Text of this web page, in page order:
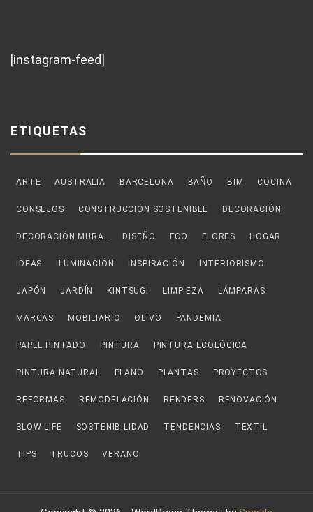
[instagram-feed]
ETIQUETAS
ARTE AUSTRALIA BARCELONA BAÑO BIM COCINA
CONSEJOS CONSTRUCCIÓN SOSTENIBLE DECORACIÓN
DECORACIÓN MURAL DISEÑO ECO FLORES HOGAR
IDEAS ILUMINACIÓN INSPIRACIÓN INTERIORISMO
JAPÓN JARDÍN KINTSUGI LIMPIEZA LÁMPARAS
MARCAS MOBILIARIO OLIVO PANDEMIA
PAPEL PINTADO PINTURA PINTURA ECOLÓGICA
PINTURA NATURAL PLANO PLANTAS PROYECTOS
REFORMAS REMODELACIÓN RENDERS RENOVACIÓN
SLOW LIFE SOSTENIBILIDAD TENDENCIAS TEXTIL
TIPS TRUCOS VERANO